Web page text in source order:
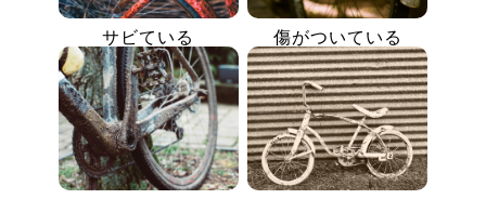
サビている 傷がついている